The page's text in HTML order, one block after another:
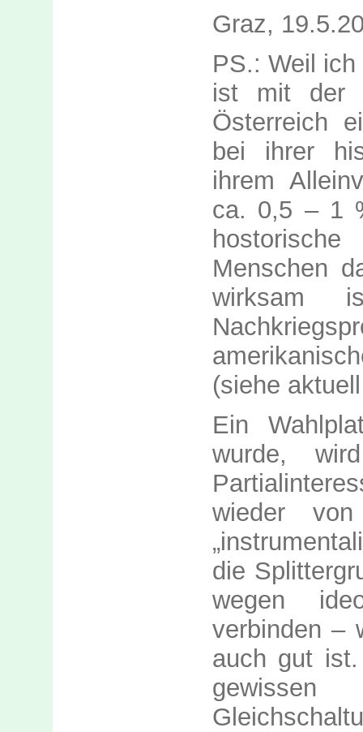
Graz,
PS.: Weil
ist mit der
Österreich
bei ihrer
ihrem
ca. 0,5 – 1
Menschen
wirksam
(siehe
Ein
wurde,
wieder
die
wegen
verbinden –
auch gut